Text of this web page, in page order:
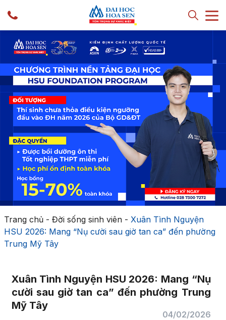
Trang chủ- Đời sống sinh viên- Xuân Tình Nguyện
HSU 2026: Mang “Nụ cười sau giờ tan ca” đến phường
Trung Mỹ Tây
Xuân Tình Nguyện HSU 2026: Mang “Nụ
cười sau giờ tan ca” đến phường Trung
Mỹ Tây
04/02/2026